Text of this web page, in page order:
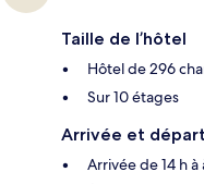
Taille de l’hôtel
Hôtel de 296
Sur 10 étages
Arrivée et départ
Arrivée de 14 h